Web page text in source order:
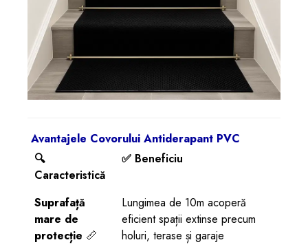
Avantajele Covorului Antiderapant PVC
🔍
Caracteristică
✅ Beneficiu
Suprafață
mare de
protecție 📏
Lungimea de 10m acoperă
eficient spații extinse precum
holuri, terase și garaje